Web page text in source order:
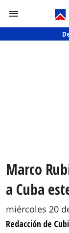
Marco
a Cuba
miércoles 20
Redacción de